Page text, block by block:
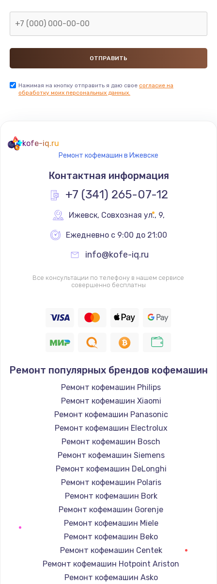
Нажимая на кнопку отправить я даю свое согласие на
обработку моих персональных данных.
kofe-iq.ru
Ремонт кофемашин в Ижевске
Контактная информация
+7 (341) 265-07-12
Ижевск, Совхозная ул., 9,
Ежедневно с 9:00 до 21:00
info@kofe-iq.ru
Все консультации по телефону в нашем сервисе
совершенно бесплатны
Ремонт популярных брендов кофемашин
Ремонт кофемашин Philips
Ремонт кофемашин Xiaomi
Ремонт кофемашин Panasonic
Ремонт кофемашин Electrolux
Ремонт кофемашин Bosch
Ремонт кофемашин Siemens
Ремонт кофемашин DeLonghi
Ремонт кофемашин Polaris
Ремонт кофемашин Bork
Ремонт кофемашин Gorenje
Ремонт кофемашин Miele
Ремонт кофемашин Beko
Ремонт кофемашин Centek
Ремонт кофемашин Hotpoint Ariston
Ремонт кофемашин Asko